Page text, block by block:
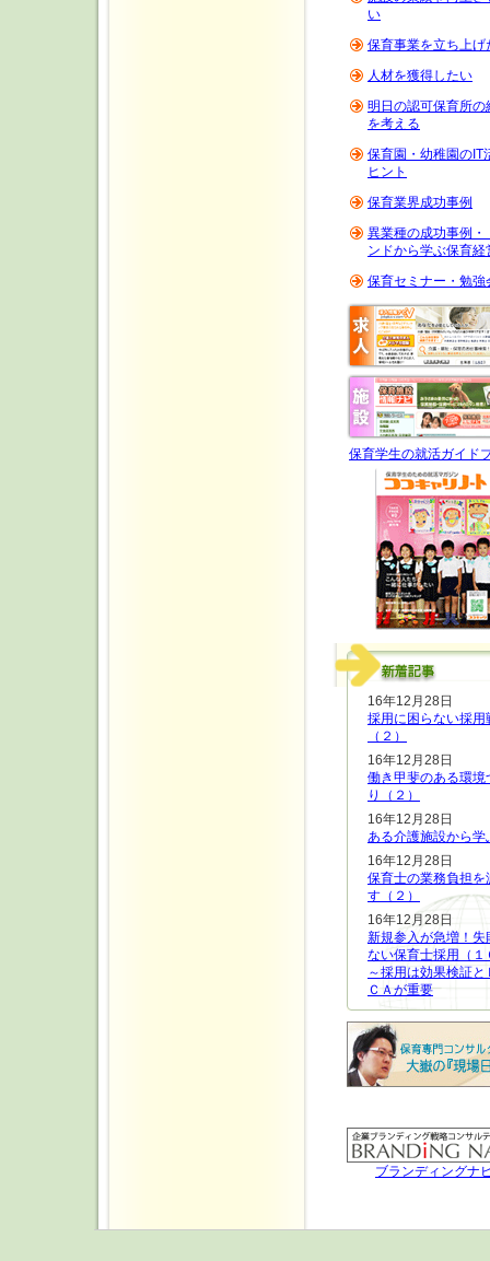
い
保育事業を立ち上げ
人材を獲得したい
明日の認可保育所の
を考える
保育園・幼稚園のIT
ヒント
保育業界成功事例
異業種の成功事例・
ンドから学ぶ保育経
保育セミナー・勉強
保育学生の就活ガイド
16年12月28日
採用に困らない採用
（２）
16年12月28日
働き甲斐のある環境
り（２）
16年12月28日
ある介護施設から学
16年12月28日
保育士の業務負担を
す（２）
16年12月28日
新規参入が急増！失
ない保育士採用（１
～採用は効果検証と
ＣＡが重要
ブランディングナ